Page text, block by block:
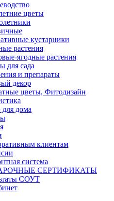
цветы
кустарники
растения
ягодные растения
для сада
и препараты
декор
цветы, Фитодизайн
для дома
клиентам
система
СЕРТИФИКАТЫ
СОУТ